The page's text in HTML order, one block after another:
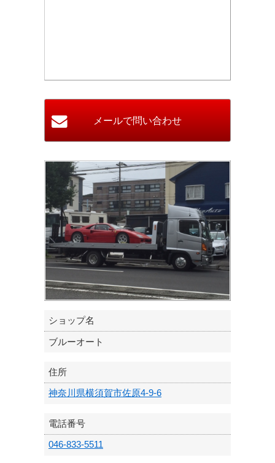
ショップ名
ブルーオート
住所
神奈川県横須賀市佐原4-9-6
電話番号
046-833-5511